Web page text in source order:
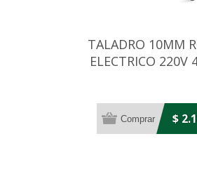
TALADRO 10MM
ELECTRICO 220V
$